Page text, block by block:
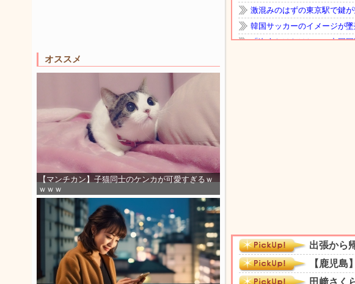
オススメ
【マンチカン】子猫同士のケンカが可愛すぎるｗ
ｗｗｗ